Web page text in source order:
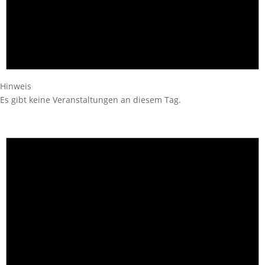
Hinweis
Es gibt keine Veranstaltungen an diesem Tag.